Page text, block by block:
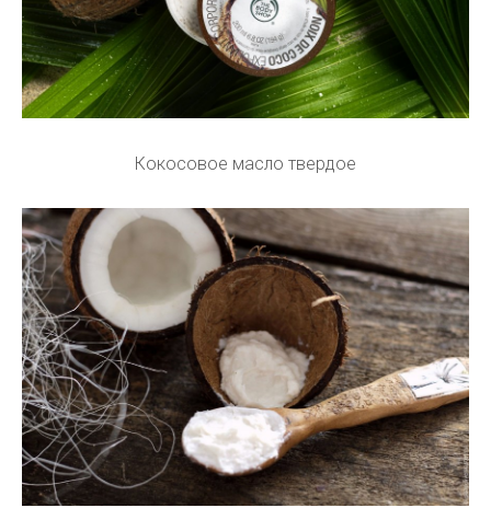
Кокосовое масло твердое